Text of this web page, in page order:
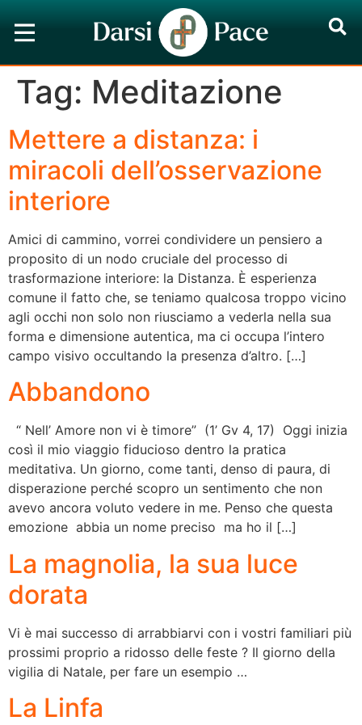
Tag: Meditazione
Mettere a distanza: i
miracoli dell’osservazione
interiore
Amici di cammino, vorrei condividere un pensiero a
proposito di un nodo cruciale del processo di
trasformazione interiore: la Distanza. È esperienza
comune il fatto che, se teniamo qualcosa troppo vicino
agli occhi non solo non riusciamo a vederla nella sua
forma e dimensione autentica, ma ci occupa l’intero
campo visivo occultando la presenza d’altro. […]
Abbandono
“ Nell’ Amore non vi è timore” (1’ Gv 4, 17) Oggi inizia
così il mio viaggio fiducioso dentro la pratica
meditativa. Un giorno, come tanti, denso di paura, di
disperazione perché scopro un sentimento che non
avevo ancora voluto vedere in me. Penso che questa
emozione abbia un nome preciso ma ho il […]
La magnolia, la sua luce
dorata
Vi è mai successo di arrabbiarvi con i vostri familiari più
prossimi proprio a ridosso delle feste ? Il giorno della
vigilia di Natale, per fare un esempio …
La Linfa